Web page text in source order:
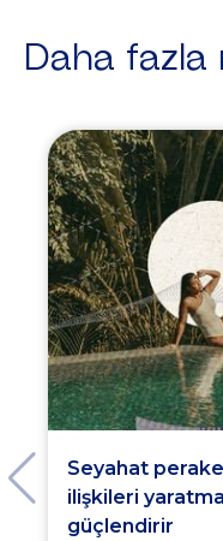
Daha fazla
Seyahat
ilişkileri
güçlendirir